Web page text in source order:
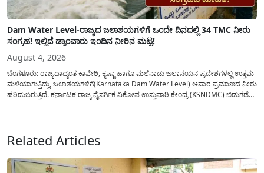
Dam Water Level-ರಾಜ್ಯದ ಜಲಾಶಯಗಳಿಗೆ ಒಂದೇ ದಿನದಲ್ಲಿ 34 TMC ನೀರು
ಸಂಗ್ರಹ! ಇಲ್ಲಿದೆ ಡ್ಯಾಂವಾರು ಇಂದಿನ ನೀರಿನ ಮಟ್ಟ!
August 4, 2026
ಬೆಂಗಳೂರು: ರಾಜ್ಯದಾದ್ಯಂತ ಕಾವೇರಿ, ಕೃಷ್ಣಾ ಹಾಗೂ ಮಲೆನಾಡು ಜಲಾನಯನ ಪ್ರದೇಶಗಳಲ್ಲಿ ಉತ್ತಮ
ಮಳೆಯಾಗುತ್ತಿದ್ದು, ಜಲಾಶಯಗಳಿಗೆ(Karnataka Dam Water Level) ಅಪಾರ ಪ್ರಮಾಣದ ನೀರು
ಹರಿದುಬರುತ್ತಿದೆ. ಕರ್ನಾಟಕ ರಾಜ್ಯ ನೈಸರ್ಗಿಕ ವಿಕೋಪ ಉಸ್ತುವಾರಿ ಕೇಂದ್ರ (KSNDMC) ಬಿಡುಗಡೆ
Related Articles